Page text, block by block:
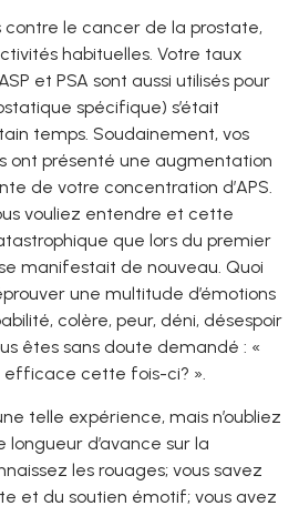
le cancer de la prostate,
habituelles. Votre taux
et PSA sont aussi utilisés pour
spécifique) s’était
temps. Soudainement, vos
ont présenté une augmentation
de votre concentration d’APS.
vouliez entendre et cette
que lors du premier
manifestait de nouveau. Quoi
une multitude d’émotions
colère, peur, déni, désespoir
êtes sans doute demandé : «
cette fois-ci? ».
telle expérience, mais n’oubliez
longueur d’avance sur la
les rouages; vous savez
et du soutien émotif; vous avez